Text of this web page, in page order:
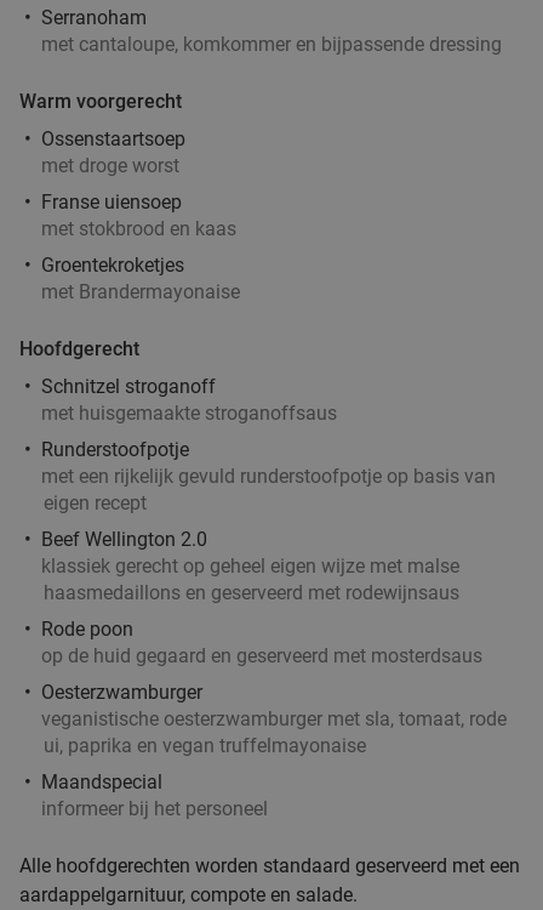
Serranoham
met cantaloupe, komkommer en bijpassende dressing
Warm voorgerecht
Ossenstaartsoep
met droge worst
Franse uiensoep
met stokbrood en kaas
Groentekroketjes
met Brandermayonaise
Hoofdgerecht
Schnitzel stroganoff
met huisgemaakte stroganoffsaus
Runderstoofpotje
met een rijkelijk gevuld runderstoofpotje op basis van
eigen recept
Beef Wellington 2.0
klassiek gerecht op geheel eigen wijze met malse
haasmedaillons en geserveerd met rodewijnsaus
Rode poon
op de huid gegaard en geserveerd met mosterdsaus
Oesterzwamburger
veganistische oesterzwamburger met sla, tomaat, rode
ui, paprika en vegan truffelmayonaise
Maandspecial
informeer bij het personeel
Alle hoofdgerechten worden standaard geserveerd met een
aardappelgarnituur, compote en salade.